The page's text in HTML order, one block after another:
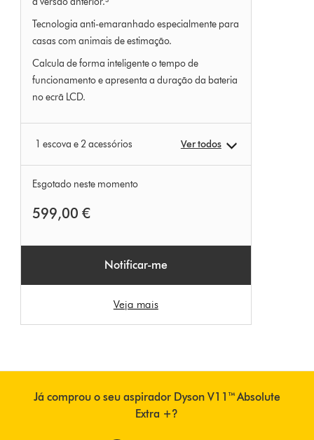
Tecnologia anti-emaranhado especialmente para
casas com animais de estimação.
Calcula de forma inteligente o tempo de
funcionamento e apresenta a duração da bateria
no ecrã LCD.
1 escova e 2 acessórios Ver todos
Esgotado neste momento
599,00 €
Notificar-me
Veja mais
Já comprou o seu aspirador Dyson V11™ Absolute
Extra +?